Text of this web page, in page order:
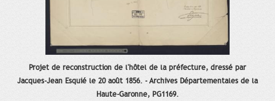
Projet de reconstruction de l'hôtel de la préfecture, dressé par
Jacques-Jean Esquié le 20 août 1856. - Archives Départementales de la
Haute-Garonne, PG1169.